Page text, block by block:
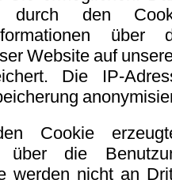
durch den
über
Website auf
Die IP-
Cookie
über die
werden nicht an